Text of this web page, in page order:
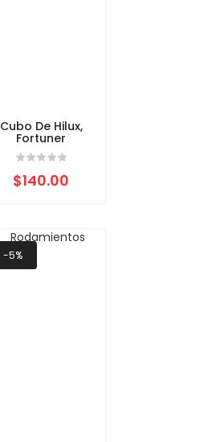
Cubo De Hilux,
Fortuner
$140.00
-5%